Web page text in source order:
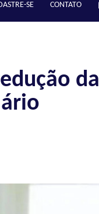
SE CONTATO
da